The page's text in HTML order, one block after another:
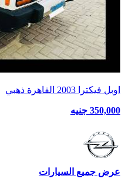
اوبل فيكترا 2003 القاهرة ذهبي
350,000 جنيه
عرض جميع السيارات